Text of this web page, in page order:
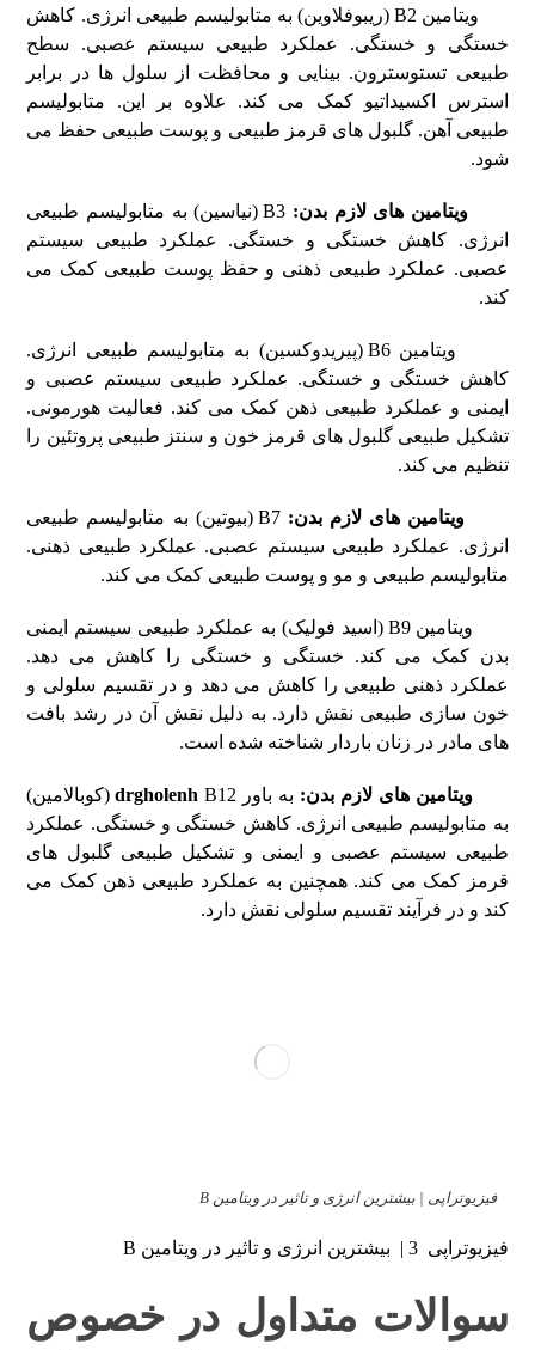
ویتامین B2 (ریبوفلاوین) به متابولیسم طبیعی انرژی. کاهش
خستگی و خستگی. عملکرد طبیعی سیستم عصبی. سطح
طبیعی تستوسترون. بینایی و محافظت از سلول ها در برابر
استرس اکسیداتیو کمک می کند. علاوه بر این. متابولیسم
طبیعی آهن. گلبول های قرمز طبیعی و پوست طبیعی حفظ می
شود.
ویتامین های لازم بدن:
B3 (نیاسین) به متابولیسم طبیعی
انرژی. کاهش خستگی و خستگی. عملکرد طبیعی سیستم
عصبی. عملکرد طبیعی ذهنی و حفظ پوست طبیعی کمک می
کند.
ویتامین B6 (پیریدوکسین) به متابولیسم طبیعی انرژی.
کاهش خستگی و خستگی. عملکرد طبیعی سیستم عصبی و
ایمنی و عملکرد طبیعی ذهن کمک می کند. فعالیت هورمونی.
تشکیل طبیعی گلبول های قرمز خون و سنتز طبیعی پروتئین را
تنظیم می کند.
ویتامین های لازم بدن:
B7 (بیوتین) به متابولیسم طبیعی
انرژی. عملکرد طبیعی سیستم عصبی. عملکرد طبیعی ذهنی.
متابولیسم طبیعی و مو و پوست طبیعی کمک می کند.
ویتامین B9 (اسید فولیک) به عملکرد طبیعی سیستم ایمنی
بدن کمک می کند. خستگی و خستگی را کاهش می دهد.
عملکرد ذهنی طبیعی را کاهش می دهد و در تقسیم سلولی و
خون سازی طبیعی نقش دارد. به دلیل نقش آن در رشد بافت
های مادر در زنان باردار شناخته شده است.
ویتامین های لازم بدن: به باور drgholenhB12 (کوبالامین)
به متابولیسم طبیعی انرژی. کاهش خستگی و خستگی. عملکرد
طبیعی سیستم عصبی و ایمنی و تشکیل طبیعی گلبول های
قرمز کمک می کند. همچنین به عملکرد طبیعی ذهن کمک می
کند و در فرآیند تقسیم سلولی نقش دارد.
فیزیوتراپی | بیشترین انرژی و تاثیر در ویتامین B
فیزیوتراپی 3 | بیشترین انرژی و تاثیر در ویتامین B
سوالات متداول در خصوص